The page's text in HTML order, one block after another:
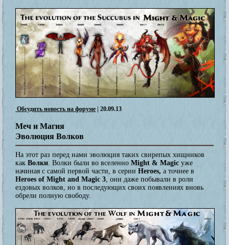
Обсудить новость на форуме | 20.09.13
Меч и Магия
Эволюция Волков
На этот раз перед нами эволюция таких свирепых хищников
как Волки . Волки были во вселенно Might & Magic уже
начиная с самой первой части, в серии Heroes, а точнее в
Heroes of Might and Magic 3 , они даже побывали в роли
ездовых волков, но в последующих своих появлениях вновь
обрели полную свободу.